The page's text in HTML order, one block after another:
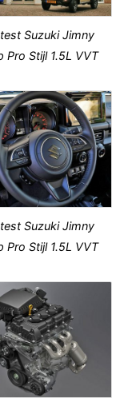
Suzuki Jimny
Pro Stijl 1.5L VVT
Suzuki Jimny
Pro Stijl 1.5L VVT